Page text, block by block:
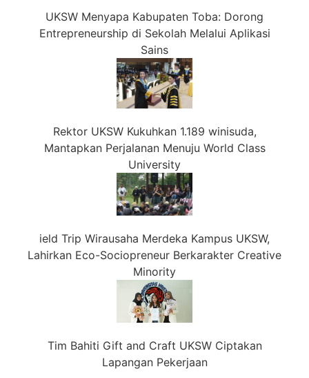
UKSW Menyapa Kabupaten Toba: Dorong
Entrepreneurship di Sekolah Melalui Aplikasi
Sains
Rektor UKSW Kukuhkan 1.189 winisuda,
Mantapkan Perjalanan Menuju World Class
University
ield Trip Wirausaha Merdeka Kampus UKSW,
Lahirkan Eco-Sociopreneur Berkarakter Creative
Minority
Tim Bahiti Gift and Craft UKSW Ciptakan
Lapangan Pekerjaan